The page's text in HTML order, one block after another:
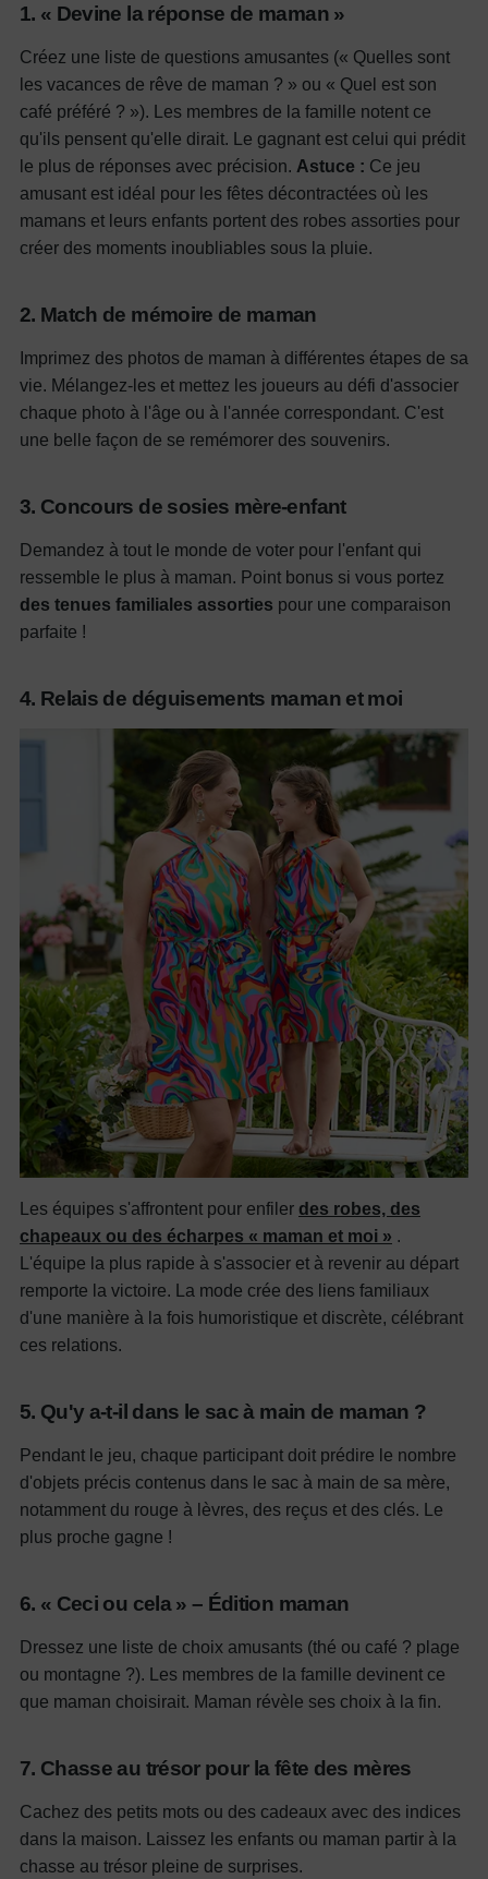
1. « Devine la réponse de maman »
Créez une liste de questions amusantes (« Quelles sont
les vacances de rêve de maman ? » ou « Quel est son
café préféré ? »). Les membres de la famille notent ce
qu'ils pensent qu'elle dirait. Le gagnant est celui qui prédit
le plus de réponses avec précision. Astuce : Ce jeu
amusant est idéal pour les fêtes décontractées où les
mamans et leurs enfants portent des robes assorties pour
créer des moments inoubliables sous la pluie.
2. Match de mémoire de maman
Imprimez des photos de maman à différentes étapes de sa
vie. Mélangez-les et mettez les joueurs au défi d'associer
chaque photo à l'âge ou à l'année correspondant. C'est
une belle façon de se remémorer des souvenirs.
3. Concours de sosies mère-enfant
Demandez à tout le monde de voter pour l'enfant qui
ressemble le plus à maman. Point bonus si vous portez
des tenues familiales assorties pour une comparaison
parfaite !
4. Relais de déguisements maman et moi
Les équipes s'affrontent pour enfiler des robes, des
chapeaux ou des écharpes « maman et moi » .
L'équipe la plus rapide à s'associer et à revenir au départ
remporte la victoire.
La mode crée des liens familiaux
d'une manière à la fois humoristique et discrète, célébrant
ces relations.
5. Qu'y a-t-il dans le sac à main de maman ?
Pendant le jeu, chaque participant doit prédire le nombre
d'objets précis contenus dans le sac à main de sa mère,
notamment du rouge à lèvres, des reçus et des clés. Le
plus proche gagne !
6. « Ceci ou cela » – Édition maman
Dressez une liste de choix amusants (thé ou café ? plage
ou montagne ?). Les membres de la famille devinent ce
que maman choisirait. Maman révèle ses choix à la fin.
7. Chasse au trésor pour la fête des mères
Cachez des petits mots ou des cadeaux avec des indices
dans la maison. Laissez les enfants ou maman partir à la
chasse au trésor pleine de surprises.